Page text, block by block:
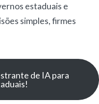
estaduais e
simples, firmes
de IA para